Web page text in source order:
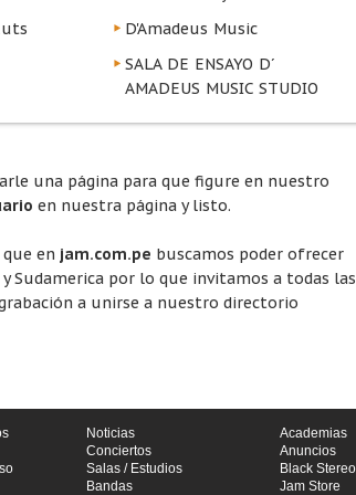
D'Amadeus Music
SALA DE ENSAYO D´
AMADEUS MUSIC STUDIO
una página para que figure en nuestro
en nuestra página y listo.
en jam.com.pe buscamos poder ofrecer
Sudamerica por lo que invitamos a todas las
a unirse a nuestro directorio
Noticias
Conciertos
Salas / Estudios
Bandas
Academias
Anuncios
Black Stereo
Jam Store